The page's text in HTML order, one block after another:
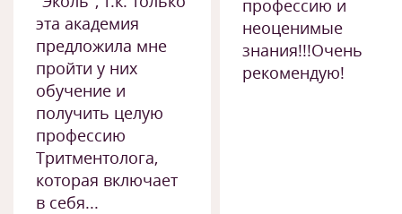
эта академия
предложила мне
пройти у них
обучение и
получить целую
профессию
Тритментолога,
которая включает
в себя...
профессию и
неоценимые
знания!!!Очень
рекомендую!